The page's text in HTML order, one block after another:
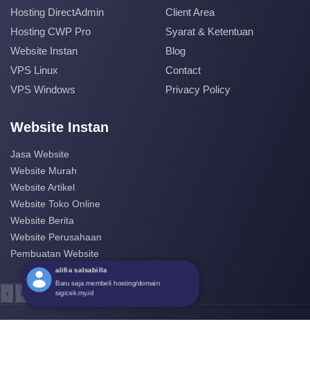
Hosting DirectAdmin
Hosting CWP Pro
Website Instan
VPS Linux
VPS Windows
Client Area
Syarat & Ketentuan
Blog
Contact
Privacy Policy
Website Instan
Jasa Website
Website Murah
Website Artikel
Website Toko Online
Website Berita
Website Perusahaan
Pembuatan Website
‹ ›
alifia salsabilla
Baru saja membeli hosting/domain
sigicek.my.id